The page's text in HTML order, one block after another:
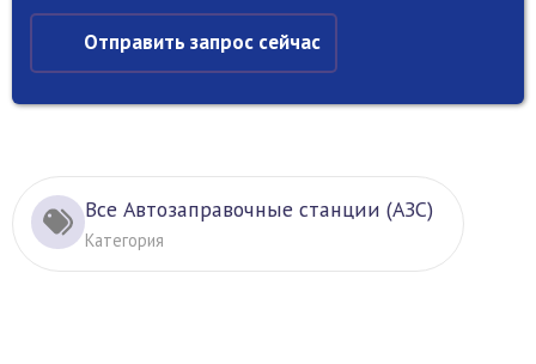
Отправить запрос сейчас
Все Автозаправочные станции (АЗС)
Категория